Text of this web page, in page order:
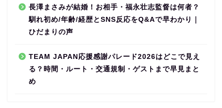
長澤まさみが結婚！お相手・福永壮志監督は何者？
馴れ初め/年齢/経歴とSNS反応をQ&Aで早わかり｜
ひだまりの声
TEAM JAPAN応援感謝パレード2026はどこで見え
る？時間・ルート・交通規制・ゲストまで早見まと
め